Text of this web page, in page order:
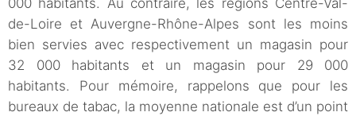
000 habitants. Au contraire, les régions Centre-Val-
de-Loire et Auvergne-Rhône-Alpes sont les moins
bien servies avec respectivement un magasin pour
32 000 habitants et un magasin pour 29 000
habitants. Pour mémoire, rappelons que pour les
bureaux de tabac, la moyenne nationale est d’un point